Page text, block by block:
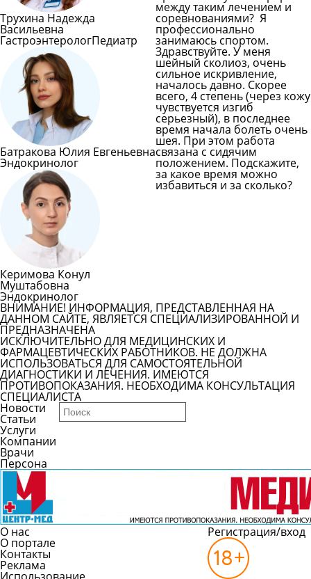
Трухина Надежда
Васильевна
ГастроэнтерологПедиатр
Батракова Юлия Евгеньевна
Эндокринолог
Керимова Конул
Муштабовна
Эндокринолог
между таким лечением и
соревнованиями? Я
профессионально
занимаюсь спортом.
Здравствуйте. У меня
шейный сколиоз, очень
сильное искривление,
началось давно. Скорее
всего, 4 степень (через кожу
чувствуется изгиб
серьезный), в последнее
время начала болеть очень
шея. При этом работа
связана с сидячим
положением. Подскажите,
за какое время можно
избавиться и за сколько?
ВНИМАНИЕ! ИНФОРМАЦИЯ, ПРЕДСТАВЛЕННАЯ НА
ДАННОМ САЙТЕ, ЯВЛЯЕТСЯ СПЕЦИАЛИЗИРОВАННОЙ И
ПРЕДНАЗНАЧЕНА
ИСКЛЮЧИТЕЛЬНО ДЛЯ МЕДИЦИНСКИХ И
ФАРМАЦЕВТИЧЕСКИХ РАБОТНИКОВ. НЕ ДОЛЖНА
ИСПОЛЬЗОВАТЬСЯ ДЛЯ САМОСТОЯТЕЛЬНОЙ
ДИАГНОСТИКИ И ЛЕЧЕНИЯ. ИМЕЮТСЯ
ПРОТИВОПОКАЗАНИЯ. НЕОБХОДИМА КОНСУЛЬТАЦИЯ
СПЕЦИАЛИСТА
Новости
Статьи
Услуги
Компании
Врачи
Персона
О нас
О портале
Контакты
Реклама
Регистрация/вход